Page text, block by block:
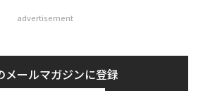
advertisement
メールマガジンに登録